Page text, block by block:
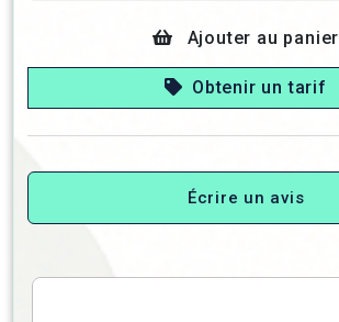
Ajouter au panier
Obtenir un tarif
Écrire un avis